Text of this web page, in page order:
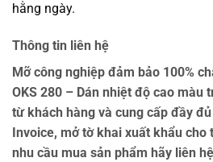
hằng ngày.
Thông tin liên hệ
Mỡ công nghiệp đảm bảo 100%
OKS 280 – Dán nhiệt độ cao màu
từ khách hàng và cung cấp đầy đủ
Invoice, mở tờ khai xuất khẩu cho
nhu cầu mua sản phẩm hãy liên